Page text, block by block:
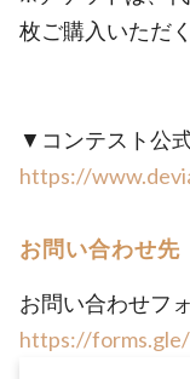
枚ご購入いただ
▼コンテスト公
https://
お問い合わせ先
お問い合わせフ
https://